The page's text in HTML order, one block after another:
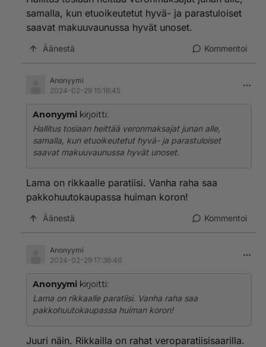
samalla, kun etuoikeutetut hyvä- ja parastuloiset
saavat makuuvaunussa hyvät unoset.
Äänestä Kommentoi
Anonyymi
2024-02-29 15:16:45
Anonyymi kirjoitti:
Hallitus tosiaan heittää veronmaksajat junan alle,
samalla, kun etuoikeutetut hyvä- ja parastuloiset
saavat makuuvaunussa hyvät unoset.
Lama on rikkaalle paratiisi. Vanha raha saa
pakkohuutokaupassa huiman koron!
Äänestä Kommentoi
Anonyymi
2024-02-29 17:36:46
Anonyymi kirjoitti:
Lama on rikkaalle paratiisi. Vanha raha saa
pakkohuutokaupassa huiman koron!
Juuri näin. Rikkailla on rahat veroparatiisisaarilla.